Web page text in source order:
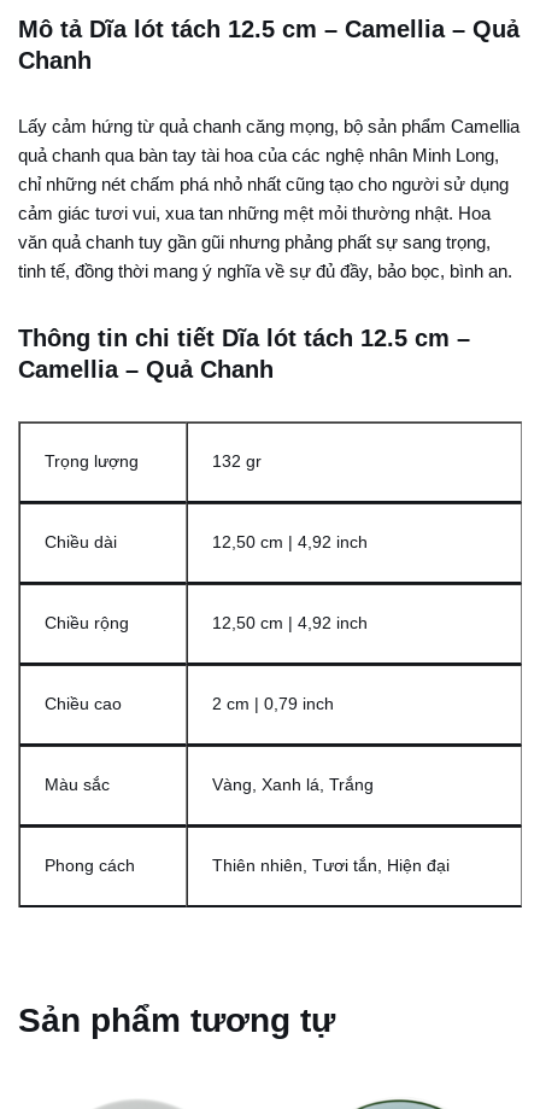
Mô tả Dĩa lót tách 12.5 cm – Camellia – Quả
Chanh
Lấy cảm hứng từ quả chanh căng mọng, bộ sản phẩm Camellia
quả chanh qua bàn tay tài hoa của các nghệ nhân Minh Long,
chỉ những nét chấm phá nhỏ nhất cũng tạo cho người sử dụng
cảm giác tươi vui, xua tan những mệt mỏi thường nhật. Hoa
văn quả chanh tuy gần gũi nhưng phảng phất sự sang trọng,
tinh tế, đồng thời mang ý nghĩa về sự đủ đầy, bảo bọc, bình an.
Thông tin chi tiết Dĩa lót tách 12.5 cm –
Camellia – Quả Chanh
Trọng lượng 132 gr
Chiều dài 12,50 cm | 4,92 inch
Chiều rộng 12,50 cm | 4,92 inch
Chiều cao 2 cm | 0,79 inch
Màu sắc Vàng, Xanh lá, Trắng
Phong cách Thiên nhiên, Tươi tắn, Hiện đại
Sản phẩm tương tự